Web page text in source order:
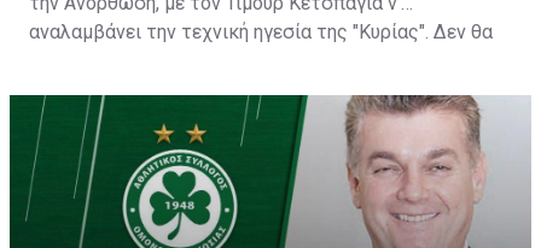
αναλαμβάνει την τεχνική ηγεσία της "Κυρίας". Δεν θα
ομάδα...